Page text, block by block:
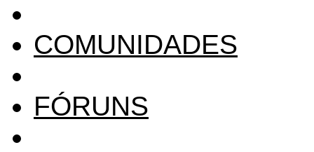
COMUNIDADES
FÓRUNS